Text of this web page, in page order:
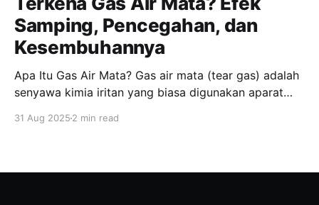
Samping, Pencegahan, dan
Kesembuhannya
Apa Itu Gas Air Mata? Gas air mata (tear gas) adalah
senyawa kimia iritan yang biasa digunakan aparat
paling umum adalah CS (chlorobenzylidene
31 Aug 2025 2 min read